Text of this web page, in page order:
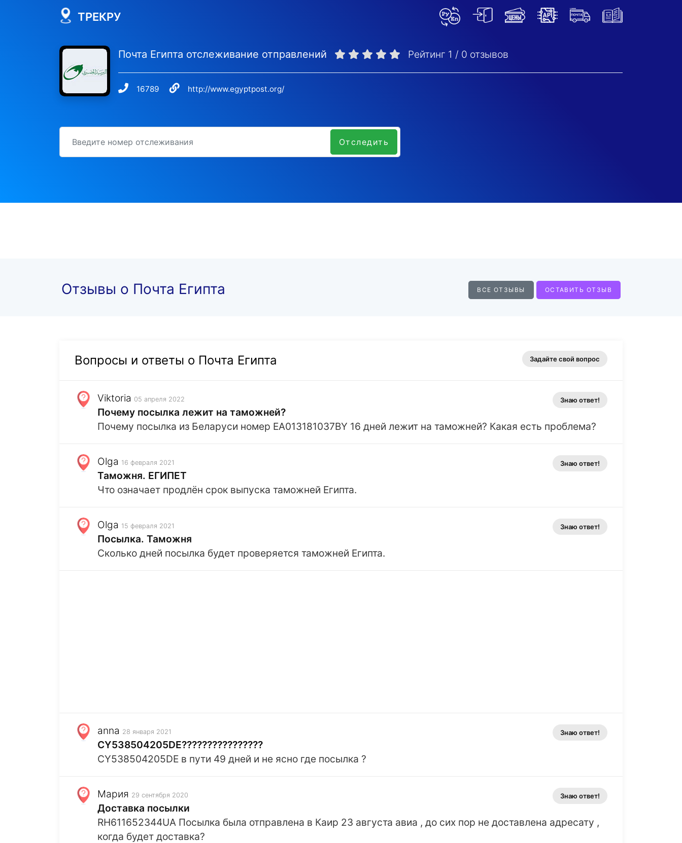
ТРЕКРУ
Почта Египта отслеживание отправлений Рейтинг 1 / 0 отзывов
16789 http://www.egyptpost.org/
Отследить
Отзывы о Почта Египта ВСЕ ОТЗЫВЫ ОСТАВИТЬ ОТЗЫВ
Вопросы и ответы о Почта Египта Задайте свой вопрос
Viktoria 05 апреля 2022
Почему посылка лежит на таможней?
Почему посылка из Беларуси номер EA013181037BY 16 дней лежит на таможней? Какая есть проблема?
Знаю ответ!
Olga 16 февраля 2021
Таможня. ЕГИПЕТ
Что означает продлён срок выпуска таможней Египта.
Знаю ответ!
Olga 15 февраля 2021
Посылка. Таможня
Сколько дней посылка будет проверяется таможней Египта.
Знаю ответ!
anna 28 января 2021
CY538504205DE????????????????
CY538504205DE в пути 49 дней и не ясно где посылка ?
Знаю ответ!
Мария 29 сентября 2020
Доставка посылки
RH611652344UA Посылка была отправлена в Каир 23 августа авиа , до сих пор не доставлена адресату ,
когда будет доставка?
Знаю ответ!